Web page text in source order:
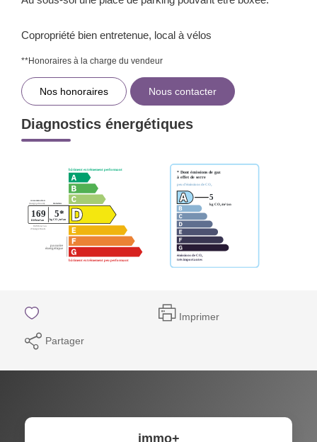
Copropriété bien entretenue, local à vélos
**Honoraires à la charge du vendeur
Nos honoraires Nous contacter
Diagnostics énergétiques
Imprimer
Partager
immo+